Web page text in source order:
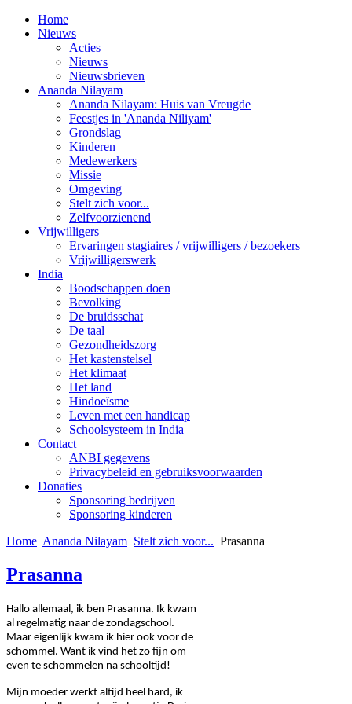
Home
Nieuws
Acties
Nieuws
Nieuwsbrieven
Ananda Nilayam
Ananda Nilayam: Huis van Vreugde
Feestjes in 'Ananda Niliyam'
Grondslag
Kinderen
Medewerkers
Missie
Omgeving
Stelt zich voor...
Zelfvoorzienend
Vrijwilligers
Ervaringen stagiaires / vrijwilligers / bezoekers
Vrijwilligerswerk
India
Boodschappen doen
Bevolking
De bruidsschat
De taal
Gezondheidszorg
Het kastenstelsel
Het klimaat
Het land
Hindoeïsme
Leven met een handicap
Schoolsysteem in India
Contact
ANBI gegevens
Privacybeleid en gebruiksvoorwaarden
Donaties
Sponsoring bedrijven
Sponsoring kinderen
Home Ananda Nilayam Stelt zich voor... Prasanna
Prasanna
Hallo allemaal, ik ben Prasanna. Ik kwam
al regelmatig naar de zondagschool.
Maar eigenlijk kwam ik hier ook voor de
schommel. Want ik vind het zo fijn om
even te schommelen na schooltijd!
Mijn moeder werkt altijd heel hard, ik